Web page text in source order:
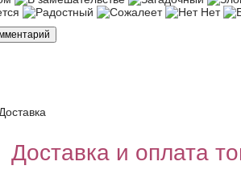
Доставка и оплата